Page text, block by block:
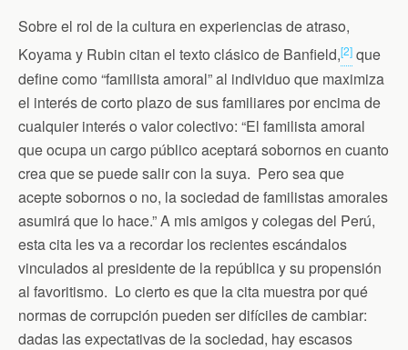
Sobre el rol de la cultura en experiencias de atraso,
Koyama y Rubin citan el texto clásico de Banfield,[2] que
define como “familista amoral” al individuo que maximiza
el interés de corto plazo de sus familiares por encima de
cualquier interés o valor colectivo: “El familista amoral
que ocupa un cargo público aceptará sobornos en cuanto
crea que se puede salir con la suya. Pero sea que
acepte sobornos o no, la sociedad de familistas amorales
asumirá que lo hace.” A mis amigos y colegas del Perú,
esta cita les va a recordar los recientes escándalos
vinculados al presidente de la república y su propensión
al favoritismo. Lo cierto es que la cita muestra por qué
normas de corrupción pueden ser difíciles de cambiar:
dadas las expectativas de la sociedad, hay escasos